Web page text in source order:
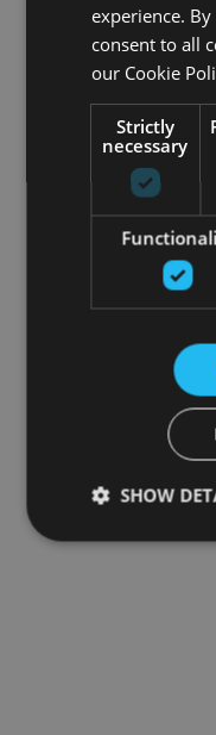
experience.
consent to all
our Cookie
Strictly
necessary
SHOW